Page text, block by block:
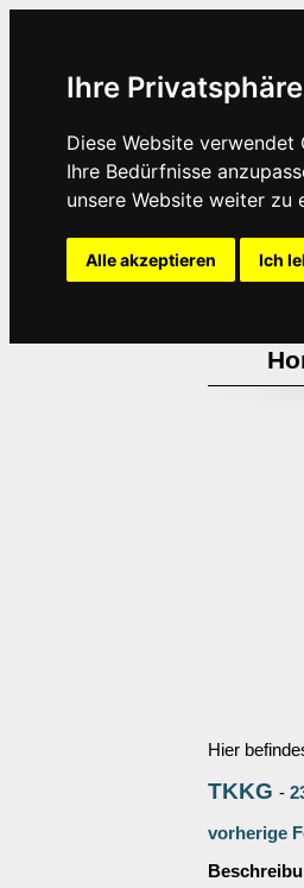
Ihre
Diese Website verwendet
Ihre Bedürfnisse
unsere Website weiter zu
Alle akzeptieren Ich
Hier
TKKG -
vorherige